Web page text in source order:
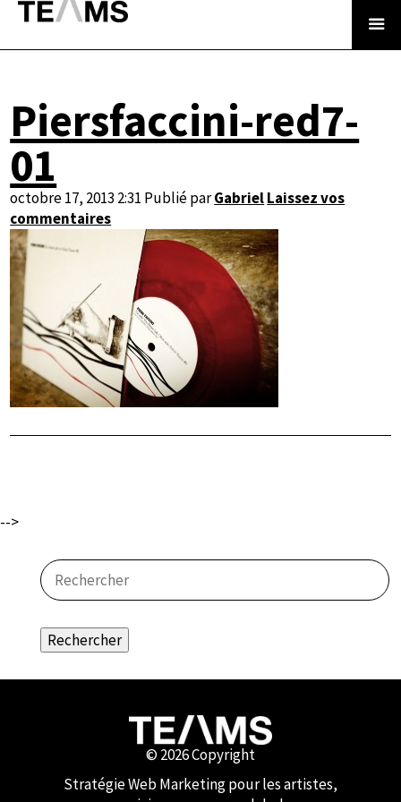
Piersfaccini-red7-
01
octobre 17, 2013 2:31 Publié parGabrielLaissez vos
commentaires
-->
Rechercher
© 2026 Copyright
Stratégie Web Marketing pour les artistes,